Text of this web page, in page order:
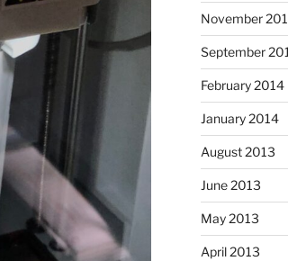
November
September
February 2014
January 2014
August 2013
June 2013
May 2013
April 2013